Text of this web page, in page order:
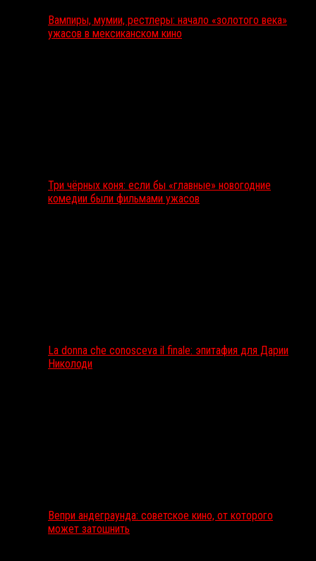
Вампиры, мумии, рестлеры: начало «золотого века»
ужасов в мексиканском кино
Три чёрных коня: если бы «главные» новогодние
комедии были фильмами ужасов
La donna che conosceva il finale: эпитафия для Дарии
Николоди
Вепри андеграунда: советское кино, от которого
может затошнить